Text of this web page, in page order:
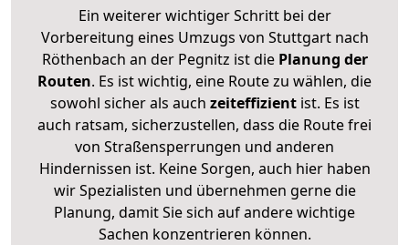
Ein weiterer wichtiger Schritt bei der
Vorbereitung eines Umzugs von Stuttgart nach
Röthenbach an der Pegnitz ist diePlanung der
Routen. Es ist wichtig, eine Route zu wählen, die
sowohl sicher als auch zeiteffizientist. Es ist
auch ratsam, sicherzustellen, dass die Route frei
von Straßensperrungen und anderen
Hindernissen ist. Keine Sorgen, auch hier haben
wir Spezialisten und übernehmen gerne die
Planung, damit Sie sich auf andere wichtige
Sachen konzentrieren können.